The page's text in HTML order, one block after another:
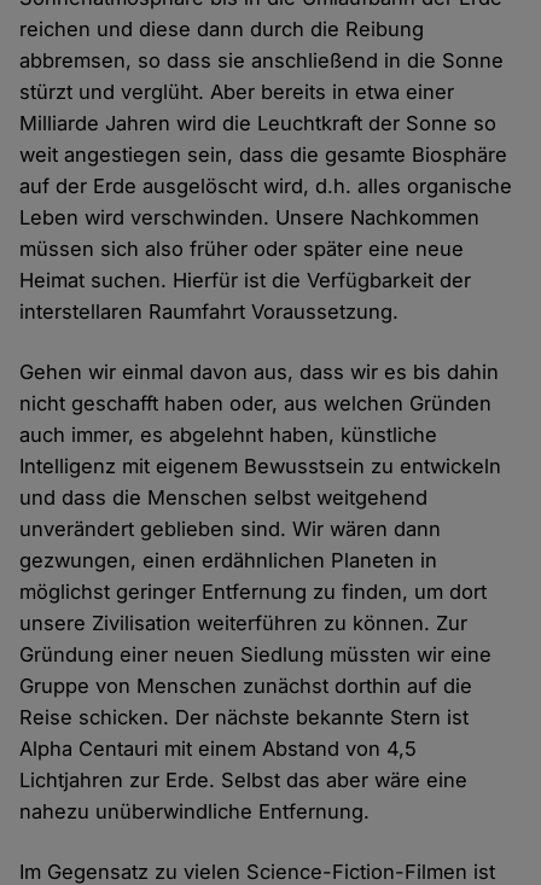
reichen und diese dann durch die Reibung
abbremsen, so dass sie anschließend in die Sonne
stürzt und verglüht. Aber bereits in etwa einer
Milliarde Jahren wird die Leuchtkraft der Sonne so
weit angestiegen sein, dass die gesamte Biosphäre
auf der Erde ausgelöscht wird, d.h. alles organische
Leben wird verschwinden. Unsere Nachkommen
müssen sich also früher oder später eine neue
Heimat suchen. Hierfür ist die Verfügbarkeit der
interstellaren Raumfahrt Voraussetzung.
Gehen wir einmal davon aus, dass wir es bis dahin
nicht geschafft haben oder, aus welchen Gründen
auch immer, es abgelehnt haben, künstliche
Intelligenz mit eigenem Bewusstsein zu entwickeln
und dass die Menschen selbst weitgehend
unverändert geblieben sind. Wir wären dann
gezwungen, einen erdähnlichen Planeten in
möglichst geringer Entfernung zu finden, um dort
unsere Zivilisation weiterführen zu können. Zur
Gründung einer neuen Siedlung müssten wir eine
Gruppe von Menschen zunächst dorthin auf die
Reise schicken. Der nächste bekannte Stern ist
Alpha Centauri mit einem Abstand von 4,5
Lichtjahren zur Erde. Selbst das aber wäre eine
nahezu unüberwindliche Entfernung.
Im Gegensatz zu vielen Science-Fiction-Filmen ist